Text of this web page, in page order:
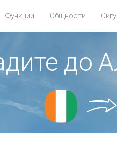
Функции Общности
до